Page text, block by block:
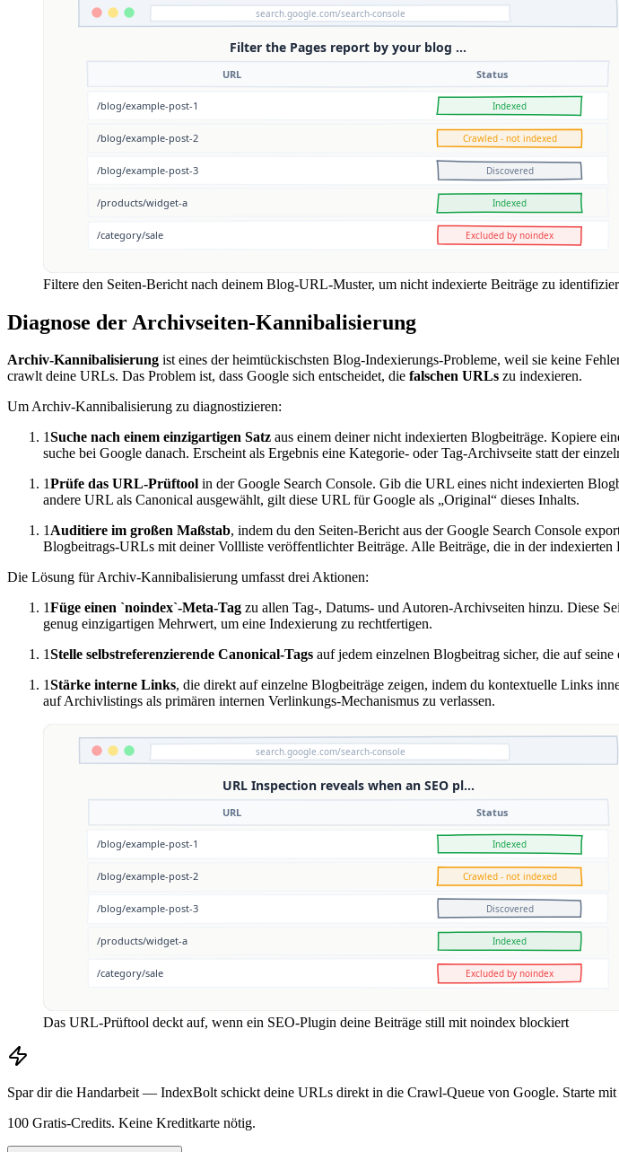
Filtere den Seiten-Bericht nach deinem Blog-URL-Muster, um nicht indexierte Beiträge zu
Diagnose der Archivseiten-Kannibalisierung
Archiv-Kannibalisierung ist eines der heimtückischsten Blog-Indexierungs-Probleme, weil sie keine
crawlt deine URLs. Das Problem ist, dass Google sich entscheidet, die falschen URLs zu indexieren.
Um Archiv-Kannibalisierung zu diagnostizieren:
1Suche nach einem einzigartigen Satz aus einem deiner nicht indexierten Blogbeiträge. Kopiere
suche bei Google danach. Erscheint als Ergebnis eine Kategorie- oder Tag-Archivseite statt der
1Prüfe das URL-Prüftool in der Google Search Console. Gib die URL eines nicht indexierten
andere URL als Canonical ausgewählt, gilt diese URL für Google als „Original“ dieses Inhalts.
1Auditiere im großen Maßstab, indem du den Seiten-Bericht aus der Google Search Console
Blogbeitrags-URLs mit deiner Vollliste veröffentlichter Beiträge. Alle Beiträge, die in der
Die Lösung für Archiv-Kannibalisierung umfasst drei Aktionen:
1Füge einen `noindex`-Meta-Tag zu allen Tag-, Datums- und Autoren-Archivseiten hinzu. Diese
genug einzigartigen Mehrwert, um eine Indexierung zu rechtfertigen.
1Stelle selbstreferenzierende Canonical-Tags auf jedem einzelnen Blogbeitrag sicher, die auf
1Stärke interne Links, die direkt auf einzelne Blogbeiträge zeigen, indem du kontextuelle Links
auf Archivlistings als primären internen Verlinkungs-Mechanismus zu verlassen.
Das URL-Prüftool deckt auf, wenn ein SEO-Plugin deine Beiträge still mit noindex blockiert
Spar dir die Handarbeit — IndexBolt schickt deine URLs direkt in die Crawl-Queue von Google. Starte mit
100 Gratis-Credits. Keine Kreditkarte nötig.